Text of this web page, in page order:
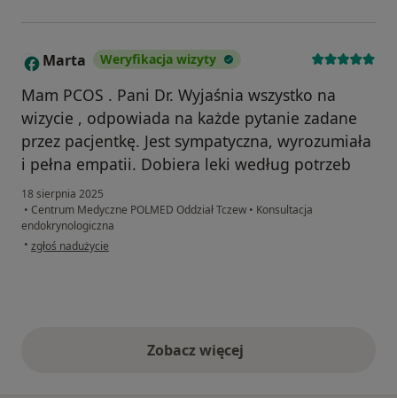
M Marta Weryfikacja wizyty
Mam PCOS . Pani Dr. Wyjaśnia wszystko na
wizycie , odpowiada na każde pytanie zadane
przez pacjentkę. Jest sympatyczna, wyrozumiała
i pełna empatii. Dobiera leki według potrzeb
18 sierpnia 2025
• Centrum Medyczne POLMED Oddział Tczew • Konsultacja
endokrynologiczna
• w opinii użytkownika Marta
zgłoś nadużycie
Zobacz więcejopinie powyżej